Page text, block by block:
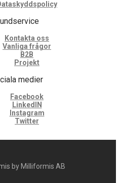
Kontakta oss
Vanliga frågor
B2B
Projekt
medier
Facebook
LinkedIN
Instagram
Twitter
by Milliformis AB